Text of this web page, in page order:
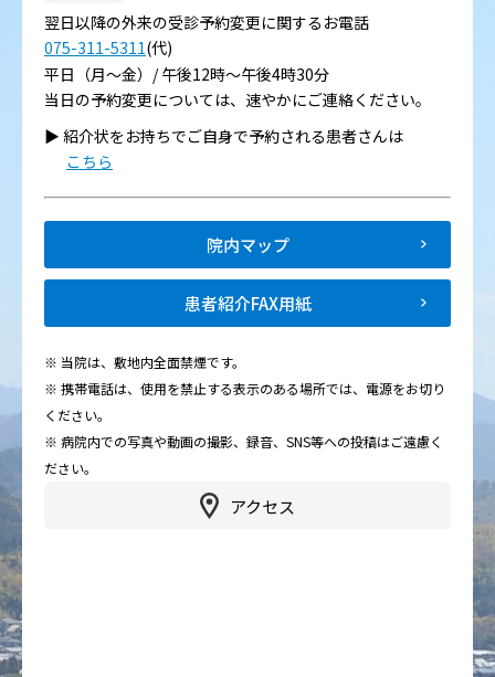
アクセス
翌日以降の外来の受診予約変更に関するお電話
075-311-5311(代)
平日（月～金）/ 午後12時～午後4時30分
当日の予約変更については、速やかにご連絡ください。
▶︎ 紹介状をお持ちでご自身で予約される患者さんは
こちら
院内マップ
患者紹介FAX用紙
※ 当院は、敷地内全面禁煙です。
※ 携帯電話は、使用を禁止する表示のある場所では、電源をお切り
ください。
※ 病院内での写真や動画の撮影、録音、SNS等への投稿はご遠慮く
ださい。